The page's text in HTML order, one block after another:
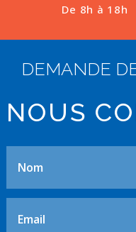
De 8h à 18h
DEMANDE
NOUS